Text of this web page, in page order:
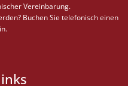
Vereinbarung.
Buchen Sie telefonisch einen